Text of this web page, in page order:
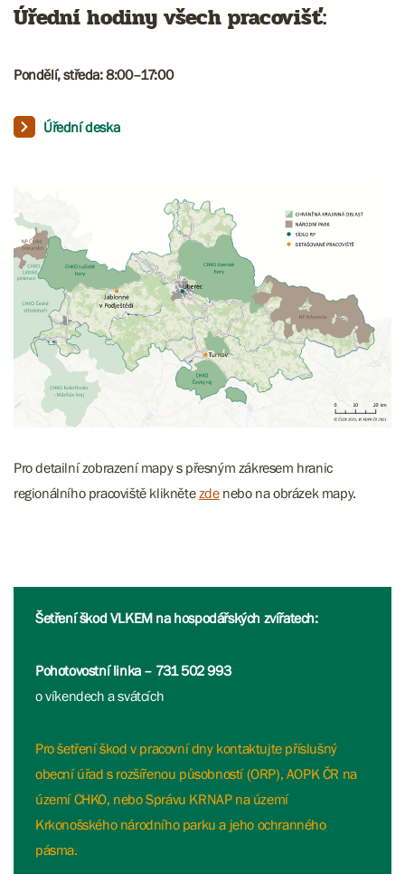
Úřední hodiny všech pracovišť:
Pondělí, středa: 8:00–17:00​​​​​
Úřední deska
Pro detailní zobrazení mapy s přesným zákresem hranic
regionálního pracoviště kliknětezdenebo na obrázek mapy.
Šetření škod VLKEM na hospodářských zvířatech:
Pohotovostní linka – 731 502 993
o víkendech a svátcích
Pro šetření škod v pracovní dny kontaktujte příslušný
obecní úřad s rozšířenou působností (ORP), AOPK ČR na
území CHKO, nebo Správu KRNAP na území
Krkonošského národního parku a jeho ochranného
pásma.